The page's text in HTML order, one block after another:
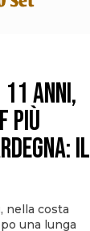
anni,
più
il
nella costa
una lunga